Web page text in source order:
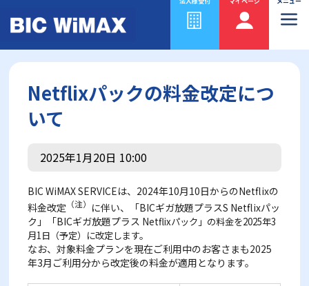
Netflixパックの料金改定につ
いて
2025年1月20日 10:00
BIC WiMAX SERVICEは、2024年10月10日からのNetflixの
料金改定 （注） に伴い、「BICギガ放題プラスS Netflixパッ
ク」「BICギガ放題プラス Netflixパック」の料金を2025年3
月1日（予定）に改定します。
なお、対象料金プランを現在ご利用中のお客さまも2025
年3月ご利用分から改定後の料金が適用となります。